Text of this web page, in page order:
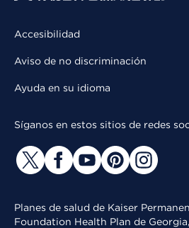
Accesibilidad
Aviso de no discriminación
Ayuda en su idioma
Síganos en estos sitios de redes
Planes de salud de Kaiser
Foundation Health Plan de